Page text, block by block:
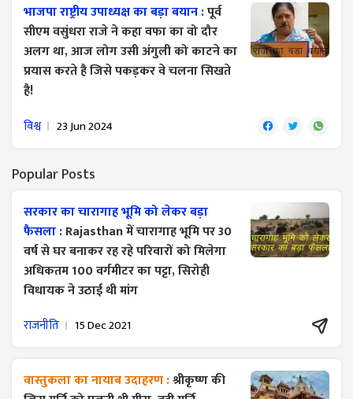
भाजपा राष्ट्रीय उपाध्यक्ष का बड़ा बयान :पूर्व
सीएम वसुंधरा राजे ने कहा वफा का वो दौर
अलग था, आज लोग उसी अंगुली को काटने का
प्रयास करते है जिसे पकड़कर वे चलना सिखते
है!
विश्व 23 Jun 2024
Popular Posts
सरकार का चारागाह भूमि को लेकर बड़ा
फैसला :Rajasthan में चारागाह भूमि पर 30
वर्ष से घर बनाकर रह रहे परिवारों को मिलेगा
अधिकतम 100 वर्गमीटर का पट्टा, सिरोही
विधायक ने उठाई थी मांग
राजनीति 15 Dec 2021
वास्तुकला का नायाब उदाहरण :श्रीकृष्ण की